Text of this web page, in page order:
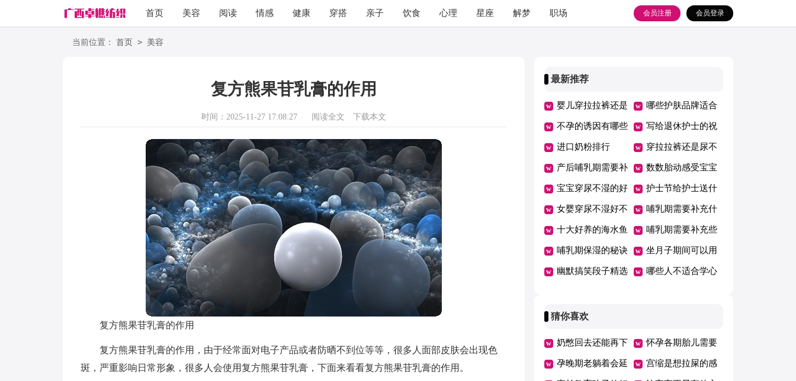
首页 美容 阅读 情感 健康 穿搭 亲子 饮食 心理 星座 解梦 职场
励志
会员登录
会员注册
当前位置： 首页 > 美容
复方熊果苷乳膏的作用
时间：2025-11-27 17:08:27 阅读全文 下载本文
复方熊果苷乳膏的作用
复方熊果苷乳膏的作用，由于经常面对电子产品或者防晒不到位等等，很多人面部皮肤会出现色
斑，严重影响日常形象，很多人会使用复方熊果苷乳膏，下面来看看复方熊果苷乳膏的作用。
最新推荐
婴儿穿拉拉裤还是
纸尿裤好
哪些护肤品牌适合
哺乳期用
不孕的诱因有哪些 写给退休护士的祝
福语
进口奶粉排行 穿拉拉裤还是尿不
湿
产后哺乳期需要补
充什么
数数胎动感受宝宝
的快乐
宝宝穿尿不湿的好
处与弊端
护士节给护士送什
么花
女婴穿尿不湿好不
好
哺乳期需要补充什
么微量元素
十大好养的海水鱼 哺乳期需要补充些
什么
哺乳期保湿的秘诀 坐月子期间可以用
水和乳液吗
幽默搞笑段子精选 哪些人不适合学心
猜你喜欢
奶憋回去还能再下
来吗
怀孕各期胎儿需要
的营养
孕晚期老躺着会延 宫缩是想拉屎的感